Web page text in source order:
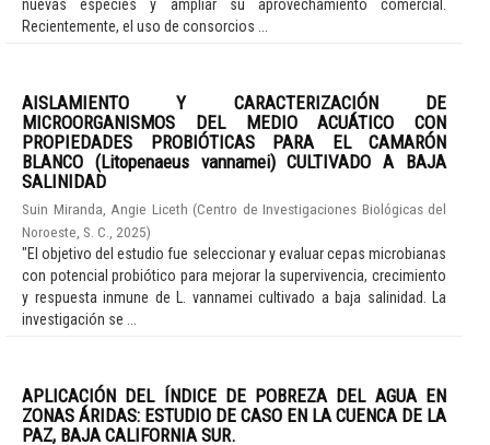
nuevas especies y ampliar su aprovechamiento comercial.
Recientemente, el uso de consorcios ...
AISLAMIENTO Y CARACTERIZACIÓN DE
MICROORGANISMOS DEL MEDIO ACUÁTICO CON
PROPIEDADES PROBIÓTICAS PARA EL CAMARÓN
BLANCO (Litopenaeus vannamei) CULTIVADO A BAJA
SALINIDAD
Suin Miranda, Angie Liceth (Centro de Investigaciones Biológicas del
Noroeste, S. C.
2025)
"El objetivo del estudio fue seleccionar y evaluar cepas microbianas
con potencial probiótico para mejorar la supervivencia, crecimiento
y respuesta inmune de L. vannamei cultivado a baja salinidad. La
investigación se ...
APLICACIÓN DEL ÍNDICE DE POBREZA DEL AGUA EN
ZONAS ÁRIDAS: ESTUDIO DE CASO EN LA CUENCA DE LA
PAZ, BAJA CALIFORNIA SUR.